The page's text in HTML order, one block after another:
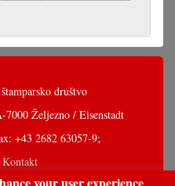
društvo
Željezno / Eisenstadt
+43 2682 63057-9;